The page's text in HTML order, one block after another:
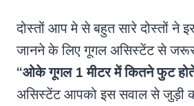
दोस्तों आप मे से बहुत सारे दोस्तों ने
जानने के लिए गूगल असिस्टेंट से जरूर
“ओके गूगल1 मीटर में कितने फुट
असिस्टेंट आपको इस सवाल से जुड़ी